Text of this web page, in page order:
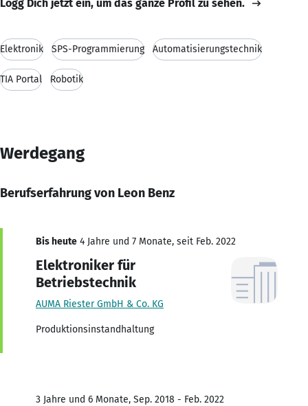
Logg Dich jetzt ein, um das ganze Profil zu sehen.
Elektronik SPS-Programmierung Automatisierungstechnik
TIA Portal Robotik
Werdegang
Berufserfahrung von Leon Benz
Bis heute 4 Jahre und 7 Monate, seit Feb. 2022
Elektroniker für
Betriebstechnik
AUMA Riester GmbH & Co. KG
Produktionsinstandhaltung
3 Jahre und 6 Monate, Sep. 2018 - Feb. 2022